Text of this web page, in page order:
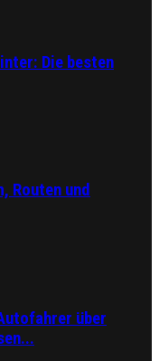
Die besten
Routen und
über